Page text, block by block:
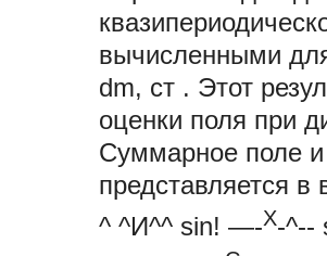
вычисленными
dm, ст . Этот
оценки поля при
Суммарное поле и
представляется в
^ ^И^^ sin! —-Х-^--